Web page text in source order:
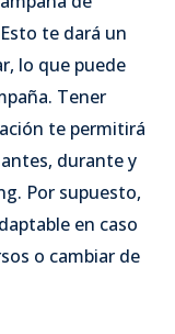
te dará un
lo que puede
Tener
te permitirá
durante y
Por supuesto,
en caso
o cambiar de